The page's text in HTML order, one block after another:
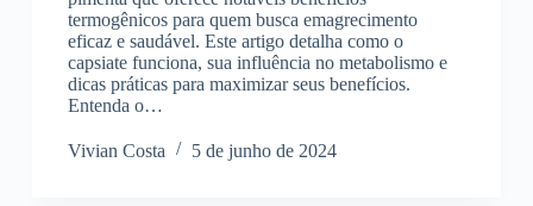
termogênicos para quem busca emagrecimento
eficaz e saudável. Este artigo detalha como o
capsiate funciona, sua influência no metabolismo e
dicas práticas para maximizar seus benefícios.
Entenda o…
Vivian Costa 5 de junho de 2024